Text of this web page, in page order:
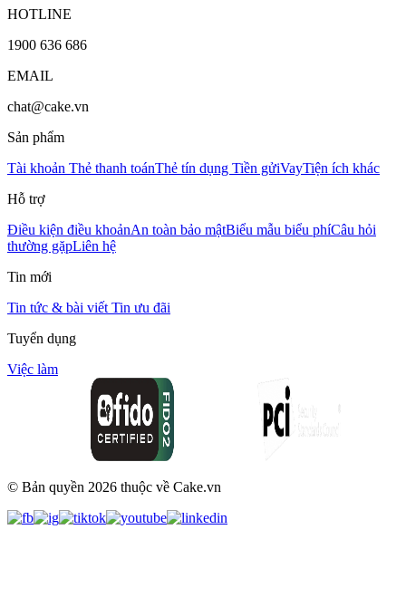
HOTLINE
1900 636 686
EMAIL
chat@cake.vn
Sản phẩm
Tài khoản Thẻ thanh toánThẻ tín dụng Tiền gửiVayTiện ích khác
Hỗ trợ
Điều kiện điều khoảnAn toàn bảo mậtBiểu mẫu biểu phíCâu hỏi
thường gặpLiên hệ
Tin mới
Tin tức & bài viết Tin ưu đãi
Tuyển dụng
Việc làm
© Bản quyền 2026 thuộc về Cake.vn